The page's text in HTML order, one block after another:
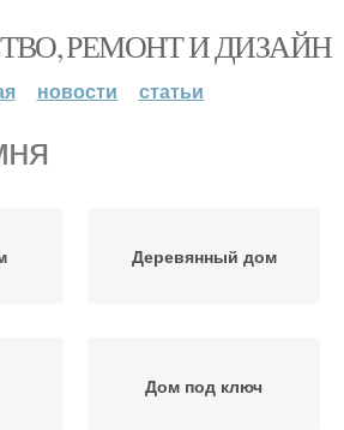
РЕМОНТ И ДИЗАЙН
новости статьи
Деревянный дом
Дом под ключ